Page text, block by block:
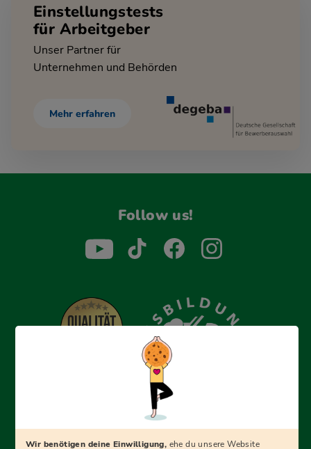
Einstellungstests
für Arbeitgeber
Unser Partner für
Unternehmen und Behörden
Mehr erfahren
Follow us!
Erfolgreich bewerben mit Ausbildungspark: Wir
begleiten dich Schritt für Schritt bei deinem Start in den
Wir benötigen deine Einwilligung, ehe du unsere Website